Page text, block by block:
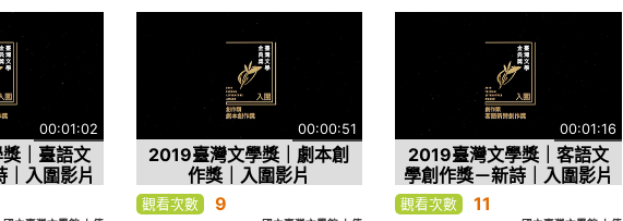
00:01:02
｜臺語文
｜入圍影片
00:00:51
2019臺灣文學獎｜劇本創
作獎｜入圍影片
觀看次數 9
00:01:16
2019臺灣文學獎｜客語文
學創作獎－新詩｜入圍影片
觀看次數 11